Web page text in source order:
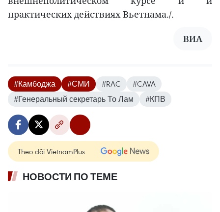
практических действиях Вьетнама./.
ВИA
#Камбоджа #СМИ #RAC
#CAVA
#Генеральный секретарь То Лам
#КПВ
Theo dõi VietnamPlus
НОВОСТИ ПО ТЕМЕ